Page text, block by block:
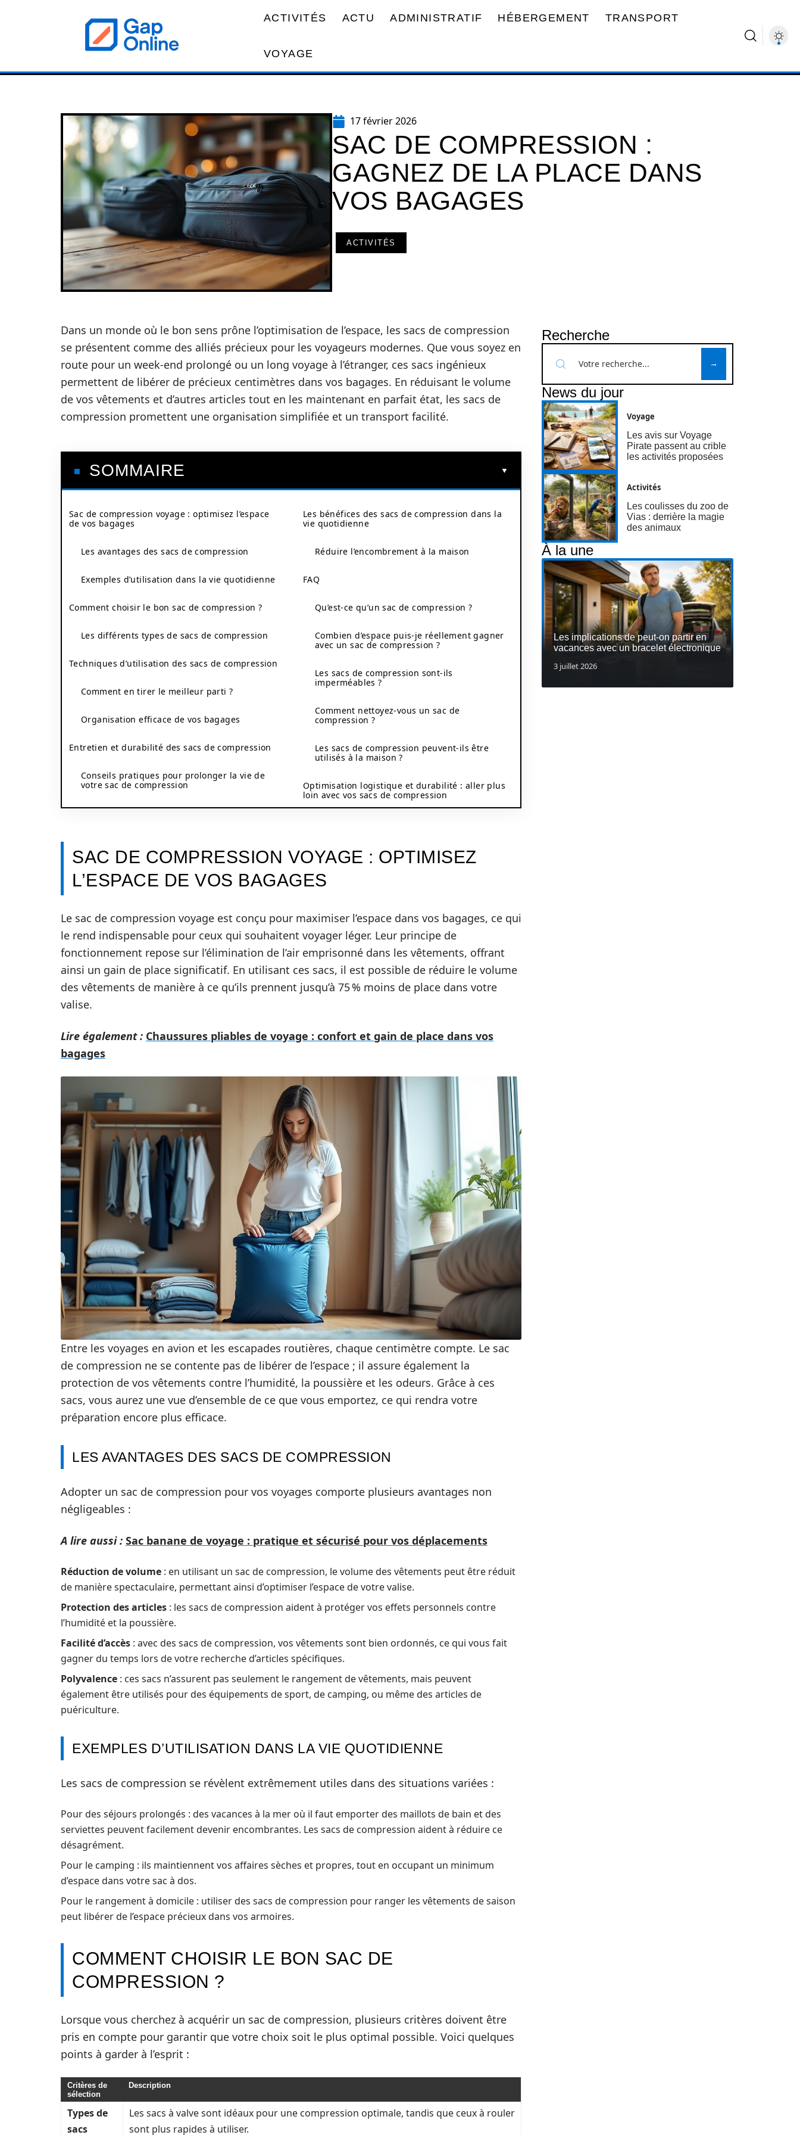
ACTIVITÉS ACTU ADMINISTRATIF HÉBERGEMENT TRANSPORT
VOYAGE
17 février 2026
SAC DE COMPRESSION :
GAGNEZ DE LA PLACE DANS
VOS BAGAGES
ACTIVITÉS
Dans un monde où le bon sens prône l’optimisation de l’espace, les sacs de compression
se présentent comme des alliés précieux pour les voyageurs modernes. Que vous soyez en
route pour un week-end prolongé ou un long voyage à l’étranger, ces sacs ingénieux
permettent de libérer de précieux centimètres dans vos bagages. En réduisant le volume
de vos vêtements et d’autres articles tout en les maintenant en parfait état, les sacs de
compression promettent une organisation simplifiée et un transport facilité.
SOMMAIRE
Sac de compression voyage : optimisez l’espace
de vos bagages
Les avantages des sacs de compression
Exemples d’utilisation dans la vie quotidienne
Comment choisir le bon sac de compression ?
Les différents types de sacs de compression
Techniques d’utilisation des sacs de compression
Comment en tirer le meilleur parti ?
Organisation efficace de vos bagages
Entretien et durabilité des sacs de compression
Conseils pratiques pour prolonger la vie de
votre sac de compression
Les bénéfices des sacs de compression dans la
vie quotidienne
Réduire l’encombrement à la maison
FAQ
Qu’est-ce qu’un sac de compression ?
Combien d’espace puis-je réellement gagner
avec un sac de compression ?
Les sacs de compression sont-ils
imperméables ?
Comment nettoyez-vous un sac de
compression ?
Les sacs de compression peuvent-ils être
utilisés à la maison ?
Optimisation logistique et durabilité : aller plus
loin avec vos sacs de compression
SAC DE COMPRESSION VOYAGE : OPTIMISEZ
L’ESPACE DE VOS BAGAGES
Le sac de compression voyage est conçu pour maximiser l’espace dans vos bagages, ce qui
le rend indispensable pour ceux qui souhaitent voyager léger. Leur principe de
fonctionnement repose sur l’élimination de l’air emprisonné dans les vêtements, offrant
ainsi un gain de place significatif. En utilisant ces sacs, il est possible de réduire le volume
des vêtements de manière à ce qu’ils prennent jusqu’à 75 % moins de place dans votre
valise.
Lire également : Chaussures pliables de voyage : confort et gain de place dans vos
bagages
Entre les voyages en avion et les escapades routières, chaque centimètre compte. Le sac
de compression ne se contente pas de libérer de l’espace ; il assure également la
protection de vos vêtements contre l’humidité, la poussière et les odeurs. Grâce à ces
sacs, vous aurez une vue d’ensemble de ce que vous emportez, ce qui rendra votre
préparation encore plus efficace.
LES AVANTAGES DES SACS DE COMPRESSION
Adopter un sac de compression pour vos voyages comporte plusieurs avantages non
négligeables :
A lire aussi : Sac banane de voyage : pratique et sécurisé pour vos déplacements
Réduction de volume : en utilisant un sac de compression, le volume des vêtements peut être réduit
de manière spectaculaire, permettant ainsi d’optimiser l’espace de votre valise.
Protection des articles : les sacs de compression aident à protéger vos effets personnels contre
l’humidité et la poussière.
Facilité d’accès : avec des sacs de compression, vos vêtements sont bien ordonnés, ce qui vous fait
gagner du temps lors de votre recherche d’articles spécifiques.
Polyvalence : ces sacs n’assurent pas seulement le rangement de vêtements, mais peuvent
également être utilisés pour des équipements de sport, de camping, ou même des articles de
puériculture.
EXEMPLES D’UTILISATION DANS LA VIE QUOTIDIENNE
Les sacs de compression se révèlent extrêmement utiles dans des situations variées :
Pour des séjours prolongés : des vacances à la mer où il faut emporter des maillots de bain et des
serviettes peuvent facilement devenir encombrantes. Les sacs de compression aident à réduire ce
désagrément.
Pour le camping : ils maintiennent vos affaires sèches et propres, tout en occupant un minimum
d’espace dans votre sac à dos.
Pour le rangement à domicile : utiliser des sacs de compression pour ranger les vêtements de saison
peut libérer de l’espace précieux dans vos armoires.
COMMENT CHOISIR LE BON SAC DE
COMPRESSION ?
Lorsque vous cherchez à acquérir un sac de compression, plusieurs critères doivent être
pris en compte pour garantir que votre choix soit le plus optimal possible. Voici quelques
points à garder à l’esprit :
Critères de
sélection
Description
Types de
sacs
Les sacs à valve sont idéaux pour une compression optimale, tandis que ceux à rouler
sont plus rapides à utiliser.
Recherche
News du jour
Voyage
Les avis sur Voyage
Pirate passent au crible
les activités proposées
Activités
Les coulisses du zoo de
Vias : derrière la magie
des animaux
À la une
Les implications de peut-on partir en
vacances avec un bracelet électronique
3 juillet 2026